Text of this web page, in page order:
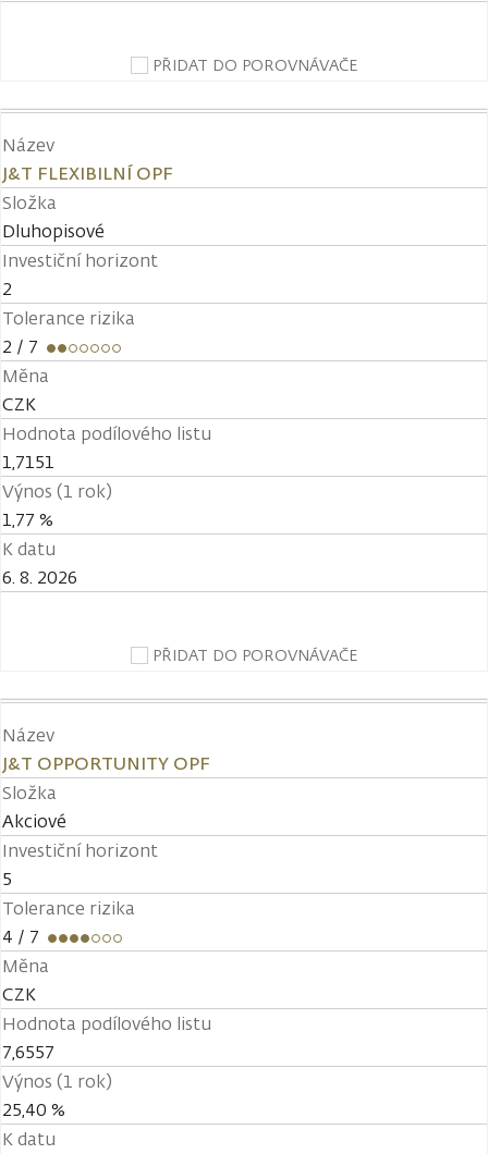
PŘIDAT DO POROVNÁVAČE
Název
J&T FLEXIBILNÍ OPF
Složka
Dluhopisové
Investiční horizont
2
Tolerance rizika
2 / 7
Měna
CZK
Hodnota podílového listu
1,7151
Výnos (1 rok)
1,77 %
K datu
6. 8. 2026
PŘIDAT DO POROVNÁVAČE
Název
J&T OPPORTUNITY OPF
Složka
Akciové
Investiční horizont
5
Tolerance rizika
4 / 7
Měna
CZK
Hodnota podílového listu
7,6557
Výnos (1 rok)
25,40 %
K datu